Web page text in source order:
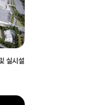
실시설